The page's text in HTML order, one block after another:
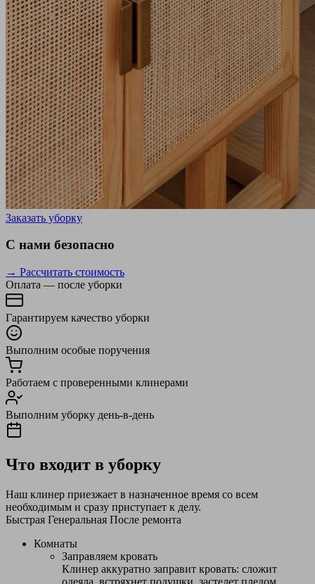
Заказать уборку
С нами безопасно
→ Рассчитать стоимость
Оплата — после уборки
Гарантируем качество уборки
Выполним особые поручения
Работаем с проверенными клинерами
Выполним уборку день-в-день
Что входит в уборку
Наш клинер приезжает в назначенное время со всем
необходимым и сразу приступает к делу.
Быстрая Генеральная После ремонта
Комнаты
Заправляем кровать
Клинер аккуратно заправит кровать: сложит
одеяла, встряхнет подушки, застелет пледом